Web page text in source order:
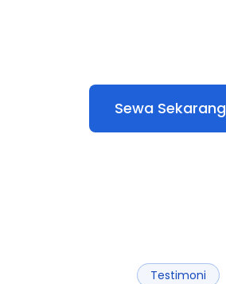
Sewa Sekarang
Testimoni